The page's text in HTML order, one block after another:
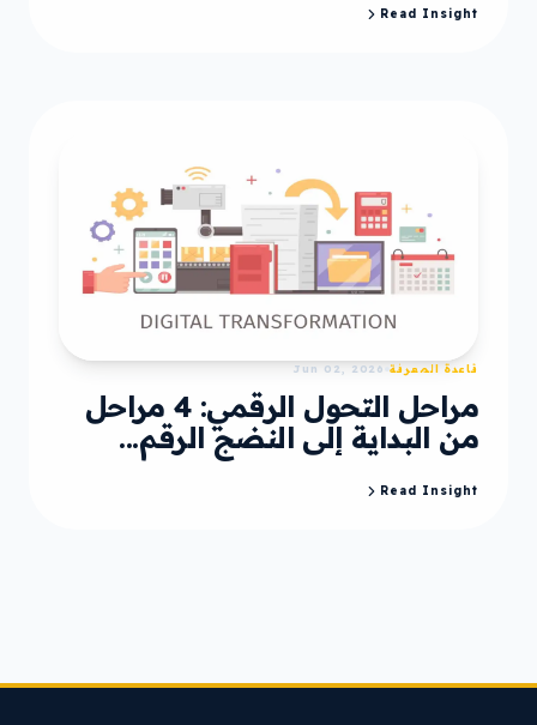
Read Insight
قاعدة المعرفة Jun 02, 2026
مراحل التحول الرقمي: 4 مراحل
من البداية إلى النضج الرقم...
Read Insight